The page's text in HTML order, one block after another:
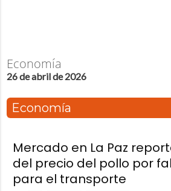
Economía
26 de abril de 2026
Economía
Mercado en La Paz
del precio del pollo por
para el transporte